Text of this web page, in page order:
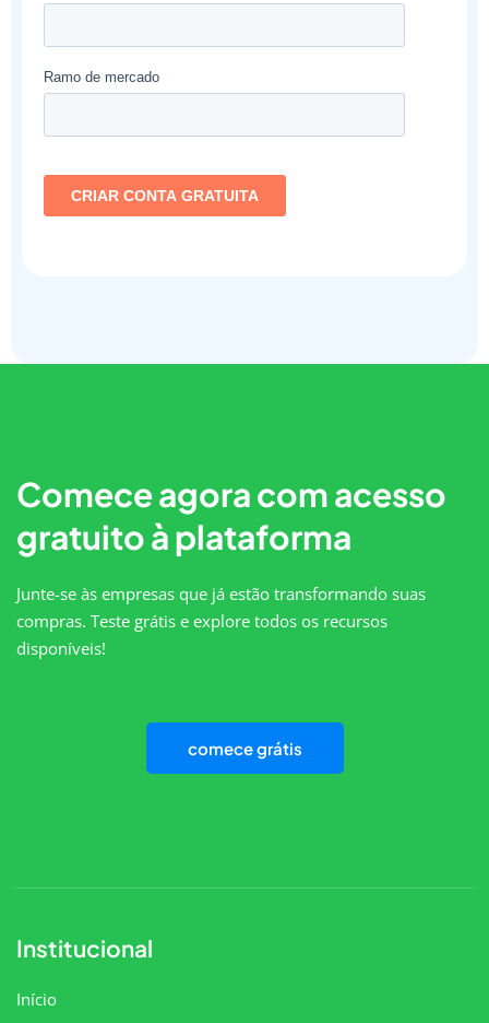
Comece agora com acesso
gratuito à plataforma
Junte-se às empresas que já estão transformando suas
compras. Teste grátis e explore todos os recursos
disponíveis!
comece grátis
Institucional
Início